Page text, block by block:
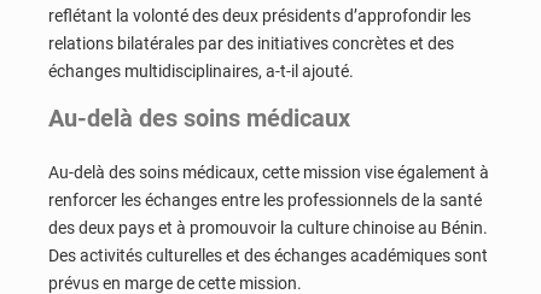
reflétant la volonté des deux présidents d’approfondir les
relations bilatérales par des initiatives concrètes et des
échanges multidisciplinaires, a-t-il ajouté.
Au-delà des soins médicaux
Au-delà des soins médicaux, cette mission vise également à
renforcer les échanges entre les professionnels de la santé
des deux pays et à promouvoir la culture chinoise au Bénin.
Des activités culturelles et des échanges académiques sont
prévus en marge de cette mission.